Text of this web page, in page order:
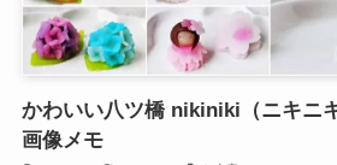
かわいい八ツ橋 nikiniki（ニキニ
画像メモ